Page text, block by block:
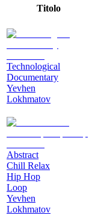
Titolo
Technological
Documentary
Yevhen
Lokhmatov
Abstract
Chill Relax
Hip Hop
Loop
Yevhen
Lokhmatov